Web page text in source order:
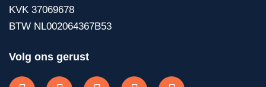
KVK 37069678
BTW NL002064367B53
Volg ons gerust